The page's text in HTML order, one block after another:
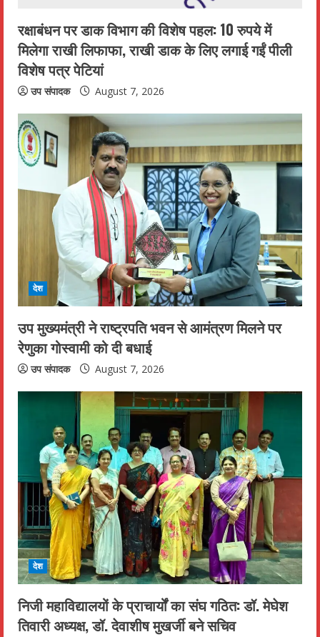
g
रक्षाबंधन पर डाक विभाग की विशेष पहल: 10 रुपये में
मिलेगा राखी लिफाफा, राखी डाक के लिए लगाई गईं पीली
विशेष पत्र पेटियां
उप संपादक August 7, 2026
देश
उप मुख्यमंत्री ने राष्ट्रपति भवन से आमंत्रण मिलने पर
रेणुका गोस्वामी को दी बधाई
उप संपादक August 7, 2026
देश
निजी महाविद्यालयों के प्राचार्यों का संघ गठित: डॉ. मेघेश
तिवारी अध्यक्ष, डॉ. देवाशीष मुखर्जी बने सचिव